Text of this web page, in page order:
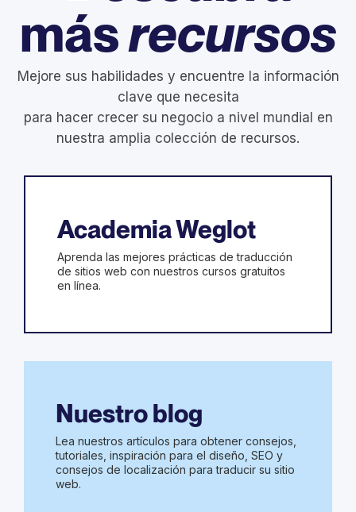
másrecursos
Mejore sus habilidades y encuentre la información
clave que necesita
para hacer crecer su negocio a nivel mundial en
nuestra amplia colección de recursos.
Academia Weglot
Aprenda las mejores prácticas de traducción
de sitios web con nuestros cursos gratuitos
en línea.
Nuestro blog
Lea nuestros artículos para obtener consejos,
tutoriales, inspiración para el diseño, SEO y
consejos de localización para traducir su sitio
web.